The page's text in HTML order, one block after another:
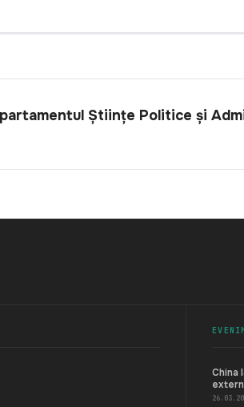
Științe Politice și
China